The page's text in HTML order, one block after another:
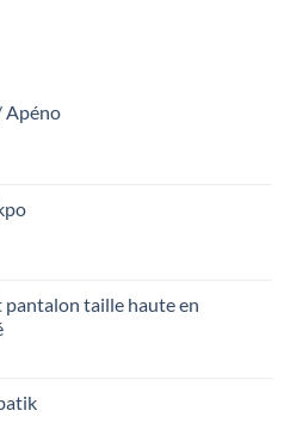
Apéno
pantalon taille haute en